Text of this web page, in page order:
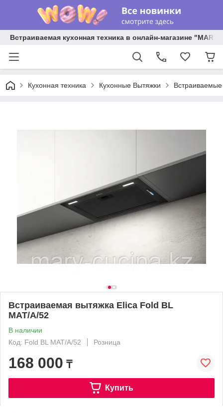
Встраиваемая кухонная техника в онлайн-магазине "MARY
Кухонная техника Кухонные Вытяжки
Встраиваемая вытяжка Elica Fold BL
MAT/A/52
В наличии
Код: Fold BL MAT/A/52
Розница
168 000 ₸
Купить